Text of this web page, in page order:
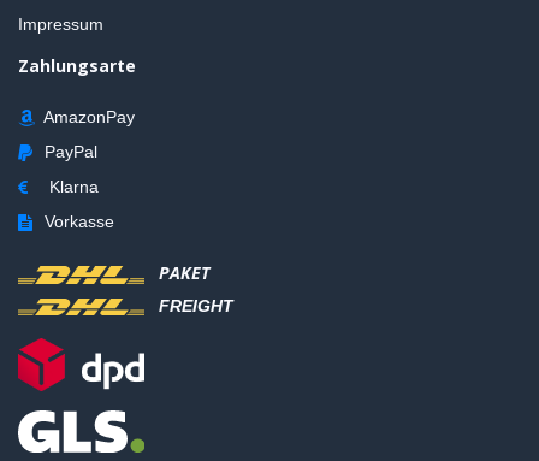
Impressum
Zahlungsarte
AmazonPay
PayPal
Klarna
Vorkasse
PAKET
FREIGHT